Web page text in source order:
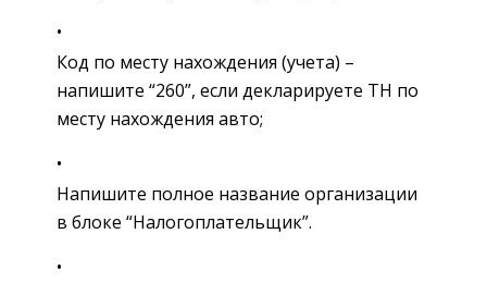
Код по месту нахождения (учета) –
напишите “260”, если декларируете ТН по
месту нахождения авто;
Напишите полное название организации
в блоке “Налогоплательщик”.